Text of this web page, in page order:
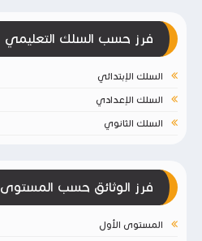
فرز حسب السلك التعليمي
السلك الإبتدائي
السلك الإعدادي
السلك الثانوي
فرز الوثائق حسب المستوى
المستوى الأول